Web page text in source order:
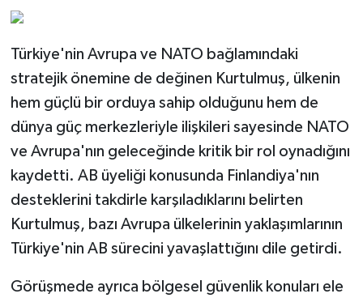
Türkiye'nin Avrupa ve NATO bağlamındaki
stratejik önemine de değinen Kurtulmuş, ülkenin
hem güçlü bir orduya sahip olduğunu hem de
dünya güç merkezleriyle ilişkileri sayesinde NATO
ve Avrupa'nın geleceğinde kritik bir rol oynadığını
kaydetti. AB üyeliği konusunda Finlandiya'nın
desteklerini takdirle karşıladıklarını belirten
Kurtulmuş, bazı Avrupa ülkelerinin yaklaşımlarının
Türkiye'nin AB sürecini yavaşlattığını dile getirdi.
Görüşmede ayrıca bölgesel güvenlik konuları ele